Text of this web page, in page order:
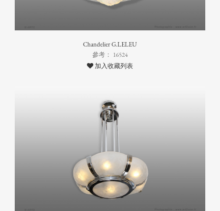
Chandelier G.LELEU
參考： 16524
加入收藏列表